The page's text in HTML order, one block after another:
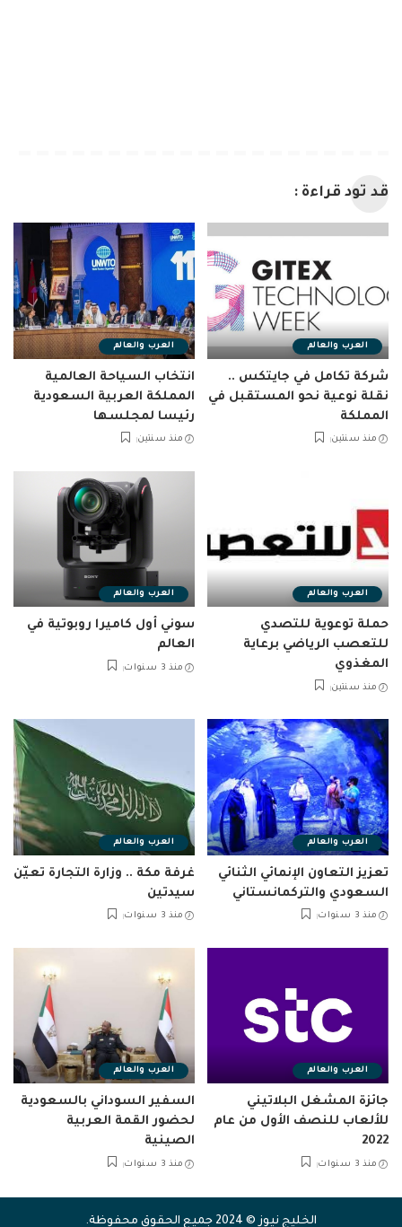
قد تود قراءة :
العرب والعالم
شركة تكامل في جايتكس ..
نقلة نوعية نحو المستقبل في
المملكة
منذ سنتين
العرب والعالم
انتخاب السياحة العالمية
المملكة العربية السعودية
رئيسا لمجلسها
منذ سنتين
العرب والعالم
حملة توعوية للتصدي
للتعصب الرياضي برعاية
المغذوي
منذ سنتين
العرب والعالم
سوني أول كاميرا روبوتية في
العالم
منذ 3 سنوات
العرب والعالم
تعزيز التعاون الإنمائي الثنائي
السعودي والتركمانستاني
منذ 3 سنوات
العرب والعالم
غرفة مكة .. وزارة التجارة تعيّن
سيدتين
منذ 3 سنوات
العرب والعالم
جائزة المشغل البلاتيني
للألعاب للنصف الأول من عام
2022
منذ 3 سنوات
العرب والعالم
السفير السوداني بالسعودية
لحضور القمة العربية
الصينية
منذ 3 سنوات
الخليج نيوز © 2024 جميع الحقوق محفوظة.